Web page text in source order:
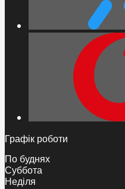
Графік роботи
По буднях
Суббота
Неділя